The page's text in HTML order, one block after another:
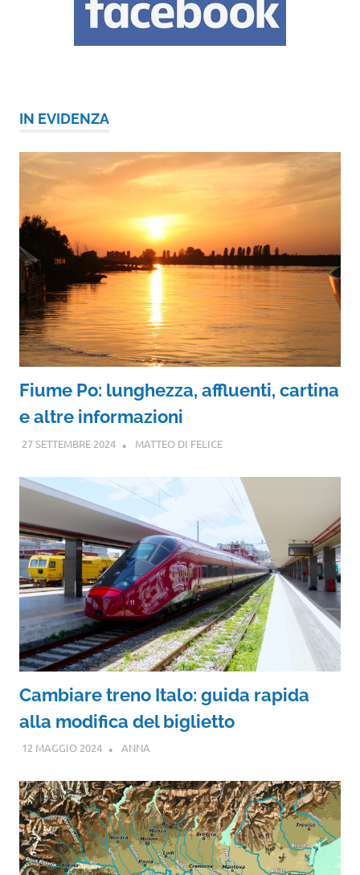
IN EVIDENZA
Fiume Po: lunghezza, affluenti, cartina
e altre informazioni
27 SETTEMBRE 2024 MATTEO DI FELICE
Cambiare treno Italo: guida rapida
alla modifica del biglietto
12 MAGGIO 2024 ANNA